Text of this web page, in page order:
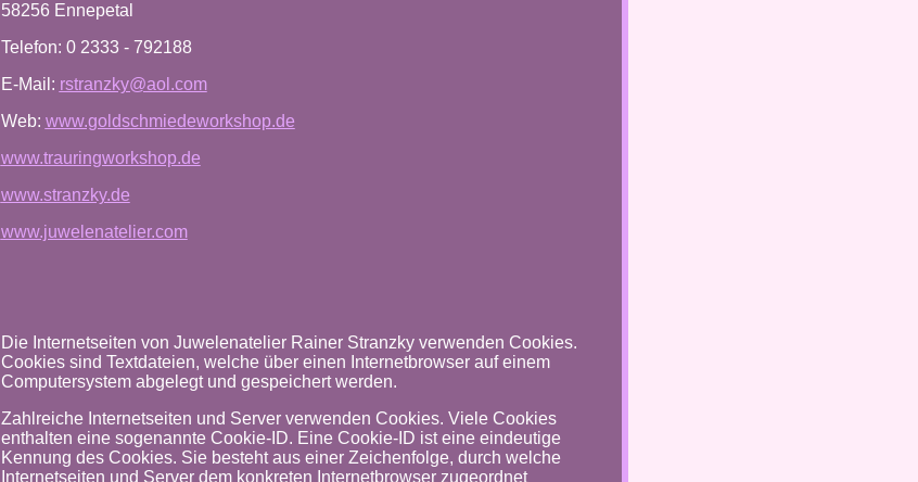
58256 Ennepetal
Telefon: 0 2333 - 792188
E-Mail: rstranzky@aol.com
Web: www.goldschmiedeworkshop.de
www.trauringworkshop.de
www.stranzky.de
www.juwelenatelier.com
Die Internetseiten von Juwelenatelier Rainer Stranzky verwenden Cookies.
Cookies sind Textdateien, welche über einen Internetbrowser auf einem
Computersystem abgelegt und gespeichert werden.
Zahlreiche Internetseiten und Server verwenden Cookies. Viele Cookies
enthalten eine sogenannte Cookie-ID. Eine Cookie-ID ist eine eindeutige
Kennung des Cookies. Sie besteht aus einer Zeichenfolge, durch welche
Internetseiten und Server dem konkreten Internetbrowser zugeordnet